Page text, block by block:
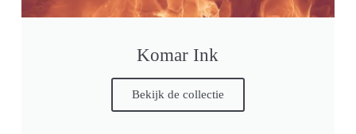
Komar Ink
Bekijk de collectie